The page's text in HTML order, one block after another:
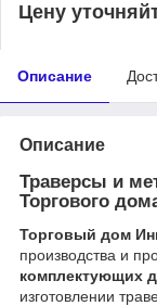
Цену
Описание
Описание
Траверсы и
Торгового
Торговый дом
производства и
комплектующих
изготовлении